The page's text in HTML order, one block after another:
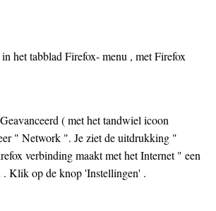
het tabblad Firefox- menu , met Firefox
( met het tandwiel icoon
" Network ". Je ziet de uitdrukking "
verbinding maakt met het Internet " een
. Klik op de knop 'Instellingen' .